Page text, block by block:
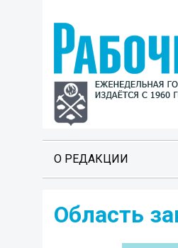
О РЕДАКЦИИ
Область